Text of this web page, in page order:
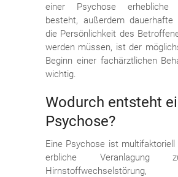
einer Psychose erhebliche
besteht, außerdem dauerhafte
die Persönlichkeit des
werden müssen, ist der
Beginn einer fachärztlichen
wichtig.
Wodurch entsteht
Psychose?
Eine Psychose ist multifaktoriell
erbliche Veranlagung
Hirnstoffwechselstörung,